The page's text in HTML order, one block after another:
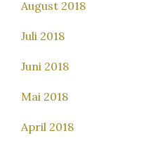
August 2018
Juli 2018
Juni 2018
Mai 2018
April 2018